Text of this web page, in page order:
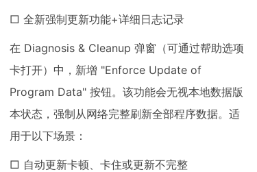
□ 全新强制更新功能+详细日志记录
在 Diagnosis & Cleanup 弹窗（可通过帮助选项
卡打开）中，新增 "Enforce Update of
Program Data" 按钮。该功能会无视本地数据版
本状态，强制从网络完整刷新全部程序数据。适
用于以下场景：
□ 自动更新卡顿、卡住或更新不完整